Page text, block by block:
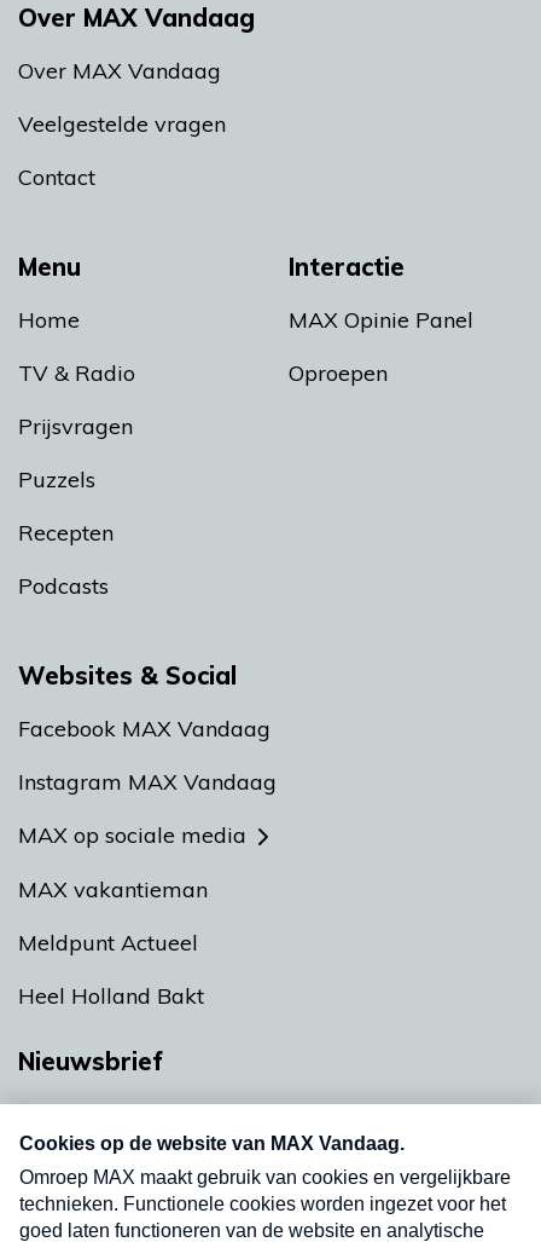
Menu
Home
TV & Radio
Prijsvragen
Puzzels
Recepten
Podcasts
Interactie
MAX Opinie Panel
Oproepen
Over MAX Vandaag
Over MAX Vandaag
Veelgestelde vragen
Contact
Websites & Social
Facebook MAX Vandaag
Instagram MAX Vandaag
MAX op sociale media
MAX vakantieman
Meldpunt Actueel
Heel Holland Bakt
Nieuwsbrief
nieuwsbrief. Elke vrijdag- en dinsdagochtend in
uw mailbox.
Verzend